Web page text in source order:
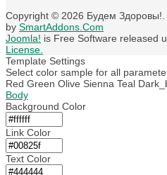
Copyright © 2026 Будем Здоровы!.
by SmartAddons.Com
Joomla! is Free Software released
License.
Template Settings
Select color sample for all
Red Green Olive Sienna Teal
Body
Background Color
Link Color
Text Color